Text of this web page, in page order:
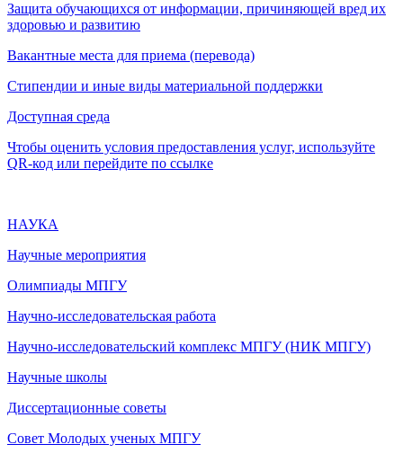
Защита обучающихся от информации, причиняющей вред их
здоровью и развитию
Вакантные места для приема (перевода)
Стипендии и иные виды материальной поддержки
Доступная среда
Чтобы оценить условия предоставления услуг, используйте
QR-код или перейдите по ссылке
НАУКА
Научные мероприятия
Олимпиады МПГУ
Научно-исследовательская работа
Научно-исследовательский комплекс МПГУ (НИК МПГУ)
Научные школы
Диссертационные советы
Совет Молодых ученых МПГУ